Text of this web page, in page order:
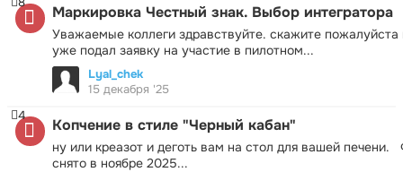
Маркировка Честный знак. Выбор интегратора
Уважаемые коллеги здравствуйте. скажите пожалуйста
уже подал заявку на участие в пилотном...
Lyal_chek
15 декабря '25
Копчение в стиле "Черный кабан"
ну или креазот и деготь вам на стол для вашей печени.
снято в ноябре 2025...
4